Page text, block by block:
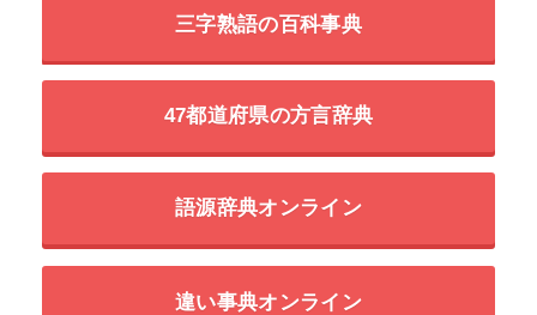
三字熟語の百科事典
47都道府県の方言辞典
語源辞典オンライン
違い事典オンライン